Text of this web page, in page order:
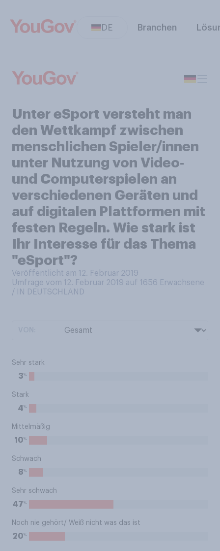
DE Branchen
Unter eSport versteht man
den Wettkampf zwischen
menschlichen Spieler/innen
unter Nutzung von Video‑
und Computerspielen an
verschiedenen Geräten und
auf digitalen Plattformen mit
festen Regeln. Wie stark ist
Ihr Interesse für das Thema
"eSport"?
Veröffentlicht am 12. Februar 2019
Umfrage vom 12. Februar 2019 auf 1656 Erwachsene
/ IN DEUTSCHLAND
Sehr stark
3%
Stark
4%
Mittelmäßig
10%
Schwach
8%
Sehr schwach
47%
Noch nie gehört/ Weiß nicht was das ist
20%